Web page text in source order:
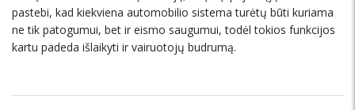
pastebi, kad kiekviena automobilio sistema turėtų būti kuriama
ne tik patogumui, bet ir eismo saugumui, todėl tokios funkcijos
kartu padeda išlaikyti ir vairuotojų budrumą.